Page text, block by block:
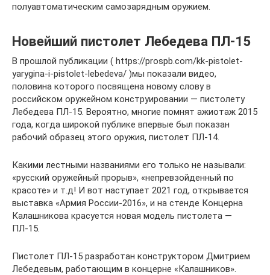
полуавтоматическим самозарядным оружием.
Новейший пистолет Лебедева ПЛ-15
В прошлой публикации ( https://prospb.com/kk-pistolet-
yarygina-i-pistolet-lebedeva/ )мы показали видео,
половина которого посвящена новому слову в
российском оружейном конструировании — пистолету
Лебедева ПЛ-15. Вероятно, многие помнят ажиотаж 2015
года, когда широкой публике впервые был показан
рабочий образец этого оружия, пистолет ПЛ-14.
Какими лестными названиями его только не называли:
«русский оружейный прорыв», «непревзойденный по
красоте» и т.д! И вот наступает 2021 год, открывается
выставка «Армия России-2016», и на стенде Концерна
Калашникова красуется новая модель пистолета —
ПЛ-15.
Пистолет ПЛ-15 разработан конструктором Дмитрием
Лебедевым, работающим в концерне «Калашников».